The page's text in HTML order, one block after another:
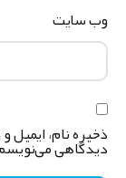
سایت
نام، ایمیل و
می‌نویسم.